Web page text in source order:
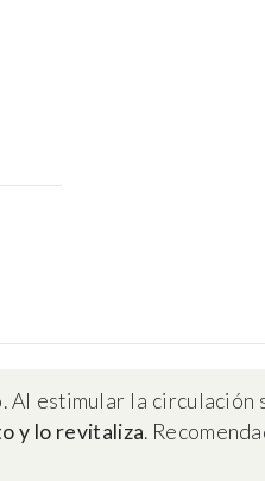
estimular la circulación
y lo revitaliza.